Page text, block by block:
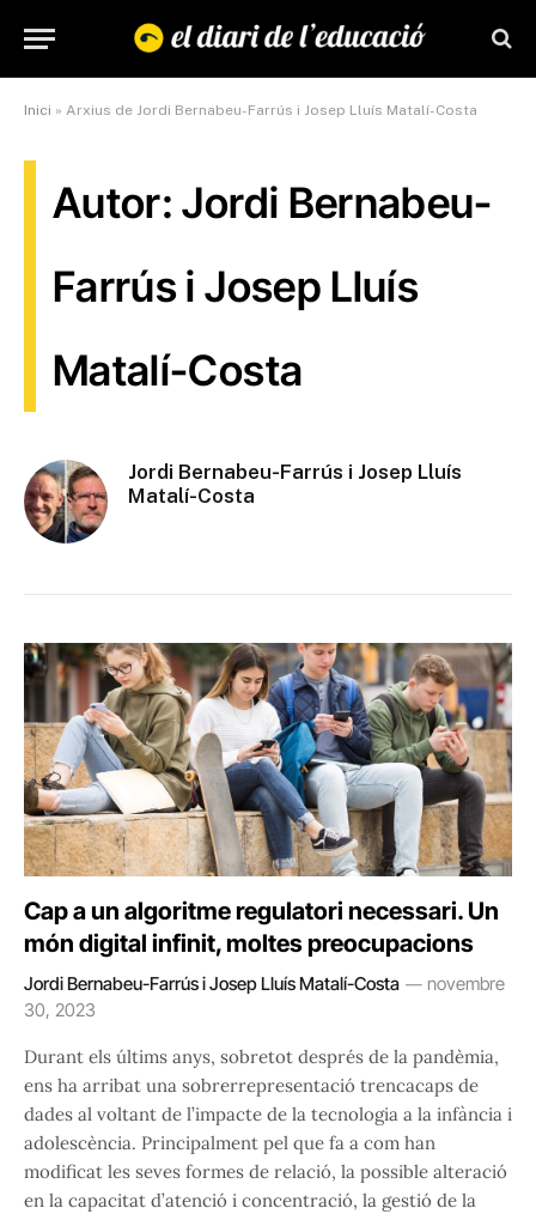
Inici » Arxius de Jordi Bernabeu-Farrús i Josep Lluís Matalí-Costa
Autor: Jordi Bernabeu-
Farrús i Josep Lluís
Matalí-Costa
Jordi Bernabeu-Farrús i Josep Lluís
Matalí-Costa
Cap a un algoritme regulatori necessari. Un
món digital infinit, moltes preocupacions
Jordi Bernabeu-Farrús i Josep Lluís Matalí-Costa
novembre
30, 2023
Durant els últims anys, sobretot després de la pandèmia,
ens ha arribat una sobrerrepresentació trencacaps de
dades al voltant de l’impacte de la tecnologia a la infància i
adolescència. Principalment pel que fa a com han
modificat les seves formes de relació, la possible alteració
en la capacitat d’atenció i concentració, la gestió de la